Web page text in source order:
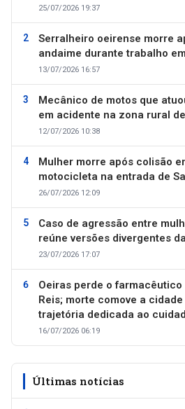
25/07/2026 19:37
Serralheiro oeirense morre
andaime durante trabalho
13/07/2026 16:57
Mecânico de motos que
em acidente na zona rural
12/07/2026 10:38
Mulher morre após colisão
motocicleta na entrada de
26/07/2026 12:09
Caso de agressão entre
reúne versões divergentes
23/07/2026 17:07
Oeiras perde o
Reis; morte comove a
trajetória dedicada ao
16/07/2026 06:19
Últimas notícias